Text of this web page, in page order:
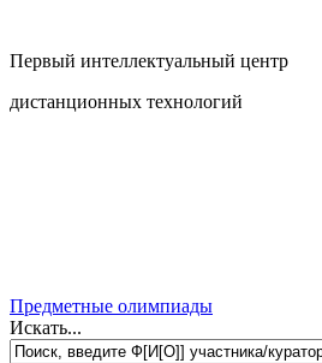
Первый интеллектуальный центр
дистанционных технологий
Предметные олимпиады
Искать...